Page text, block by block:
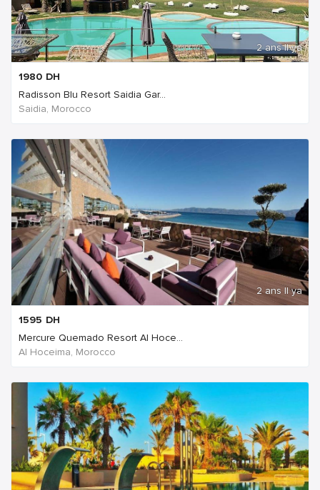
2 ans Il ya
1980 DH
Radisson Blu Resort Saidia Gar...
Saidia, Morocco
2 ans Il ya
1595 DH
Mercure Quemado Resort Al Hoce...
Al Hoceima, Morocco